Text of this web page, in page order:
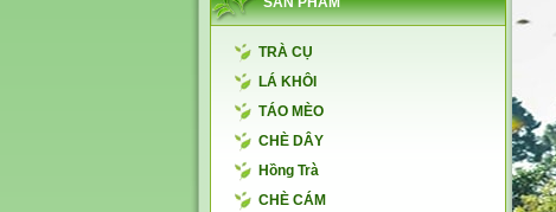
TRÀ CỤ
LÁ KHÔI
TÁO MÈO
CHÈ DÂY
Hồng Trà
CHÈ CÁM